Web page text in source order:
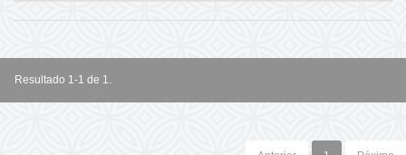
Resultado 1-1 de 1.